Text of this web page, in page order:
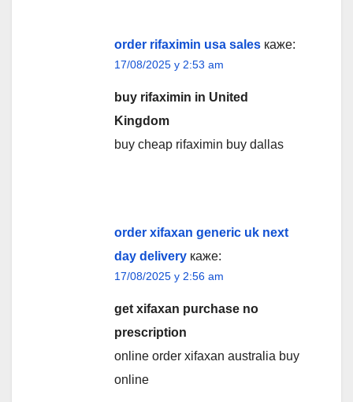
order rifaximin usa sales каже:
17/08/2025 у 2:53 am
buy rifaximin in United
Kingdom
buy cheap rifaximin buy dallas
order xifaxan generic uk next
day delivery каже:
17/08/2025 у 2:56 am
get xifaxan purchase no
prescription
online order xifaxan australia buy
online